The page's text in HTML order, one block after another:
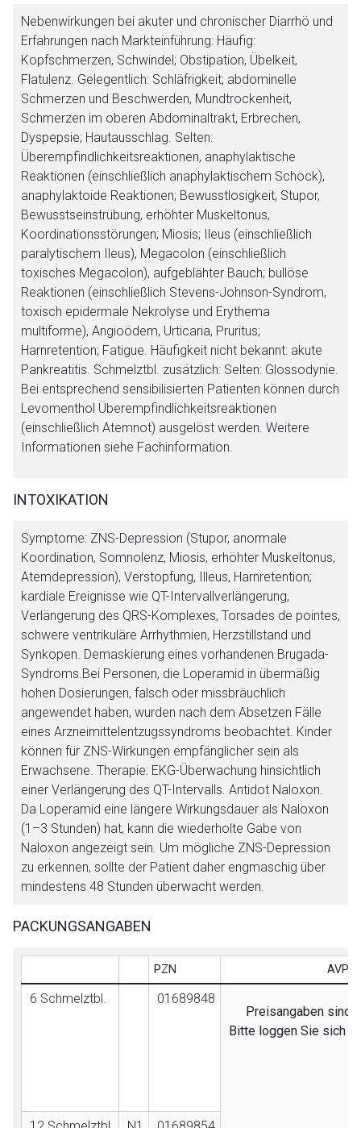
Nebenwirkungen bei akuter und chronischer Diarrhö und
Erfahrungen nach Markteinführung: Häufig:
Kopfschmerzen, Schwindel; Obstipation, Übelkeit,
Flatulenz. Gelegentlich: Schläfrigkeit; abdominelle
Schmerzen und Beschwerden, Mundtrockenheit,
Schmerzen im oberen Abdominaltrakt, Erbrechen,
Dyspepsie; Hautausschlag. Selten:
Überempfindlichkeitsreaktionen, anaphylaktische
Reaktionen (einschließlich anaphylaktischem Schock),
anaphylaktoide Reaktionen; Bewusstlosigkeit, Stupor,
Bewusstseinstrübung, erhöhter Muskeltonus,
Koordinationsstörungen; Miosis; Ileus (einschließlich
paralytischem Ileus), Megacolon (einschließlich
toxisches Megacolon), aufgeblähter Bauch; bullöse
Reaktionen (einschließlich Stevens-Johnson-Syndrom,
toxisch epidermale Nekrolyse und Erythema
multiforme), Angioödem, Urticaria, Pruritus;
Harnretention; Fatigue. Häufigkeit nicht bekannt: akute
Pankreatitis. Schmelztbl. zusätzlich: Selten: Glossodynie.
Bei entsprechend sensibilisierten Patienten können durch
Levomenthol Überempfindlichkeitsreaktionen
(einschließlich Atemnot) ausgelöst werden. Weitere
Informationen siehe Fachinformation.
INTOXIKATION
Symptome: ZNS-Depression (Stupor, anormale
Koordination, Somnolenz, Miosis, erhöhter Muskeltonus,
Atemdepression), Verstopfung, Illeus, Harnretention;
kardiale Ereignisse wie QT-Intervallverlängerung,
Verlängerung des QRS-Komplexes, Torsades de pointes,
schwere ventrikuläre Arrhythmien, Herzstillstand und
Synkopen. Demaskierung eines vorhandenen Brugada-
Syndroms.Bei Personen, die Loperamid in übermäßig
hohen Dosierungen, falsch oder missbräuchlich
angewendet haben, wurden nach dem Absetzen Fälle
eines Arzneimittelentzugssyndroms beobachtet. Kinder
können für ZNS-Wirkungen empfänglicher sein als
Erwachsene. Therapie: EKG-Überwachung hinsichtlich
einer Verlängerung des QT-Intervalls. Antidot Naloxon.
Da Loperamid eine längere Wirkungsdauer als Naloxon
(1–3 Stunden) hat, kann die wiederholte Gabe von
Naloxon angezeigt sein. Um mögliche ZNS-Depression
zu erkennen, sollte der Patient daher engmaschig über
mindestens 48 Stunden überwacht werden.
PACKUNGSANGABEN
PZN AVP
6 Schmelztbl.
01689848
Preisangaben sind
Bitte loggen Sie sich